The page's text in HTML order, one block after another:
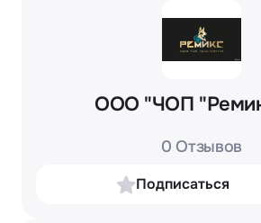
ООО "ЧОП
0 Отзывов
Подписаться